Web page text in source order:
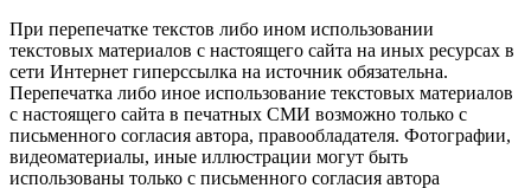
При перепечатке текстов либо ином использовании
текстовых материалов с настоящего сайта на иных ресурсах в
сети Интернет гиперссылка на источник обязательна.
Перепечатка либо иное использование текстовых материалов
с настоящего сайта в печатных СМИ возможно только с
письменного согласия автора, правообладателя. Фотографии,
видеоматериалы, иные иллюстрации могут быть
использованы только с письменного согласия автора